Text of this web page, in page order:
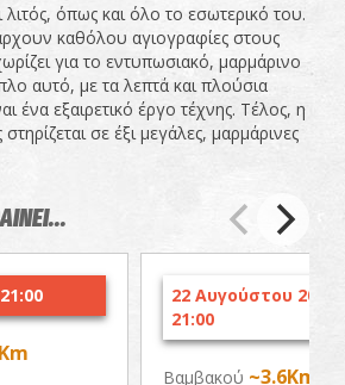
λιτός, όπως και όλο το εσωτερικό του.
καθόλου αγιογραφίες στους
για το εντυπωσιακό, μαρμάρινο
αυτό, με τα λεπτά και πλούσια
ένα εξαιρετικό έργο τέχνης. Τέλος, η
σε έξι μεγάλες, μαρμάρινες
22 Αυγούστου 2026
21:00
Βαμβακού ~3.6Km